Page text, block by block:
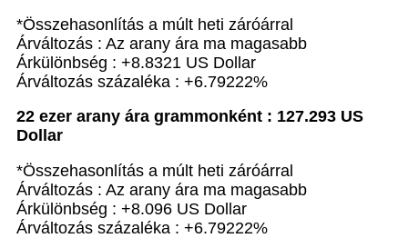
*Összehasonlítás a múlt heti záróárral
Árváltozás : Az arany ára ma magasabb
Árkülönbség : +8.8321 US Dollar
Árváltozás százaléka : +6.79222%
22 ezer arany ára grammonként : 127.293 US
Dollar
*Összehasonlítás a múlt heti záróárral
Árváltozás : Az arany ára ma magasabb
Árkülönbség : +8.096 US Dollar
Árváltozás százaléka : +6.79222%